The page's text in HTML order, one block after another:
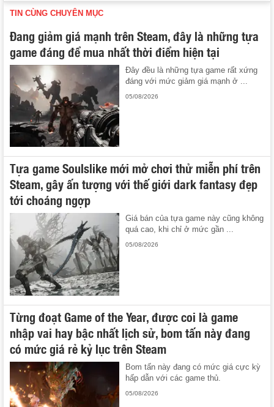
TIN CÙNG CHUYÊN MỤC
Đang giảm giá mạnh trên Steam, đây là những tựa
game đáng để mua nhất thời điểm hiện tại
Đây đều là những tựa game rất xứng
đáng với mức giảm giá mạnh ở ...
05/08/2026
Tựa game Soulslike mới mở chơi thử miễn phí trên
Steam, gây ấn tượng với thế giới dark fantasy đẹp
tới choáng ngợp
Giá bán của tựa game này cũng không
quá cao, khi chỉ ở mức gần ...
05/08/2026
Từng đoạt Game of the Year, được coi là game
nhập vai hay bậc nhất lịch sử, bom tấn này đang
có mức giá rẻ kỷ lục trên Steam
Bom tấn này đang có mức giá cực kỳ
hấp dẫn với các game thủ.
05/08/2026